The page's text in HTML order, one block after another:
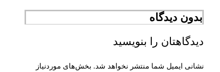
بدون دیدگاه
دیدگاهتان را بنویسید
نشانی ایمیل شما منتشر نخواهد شد. بخش‌های موردنیاز